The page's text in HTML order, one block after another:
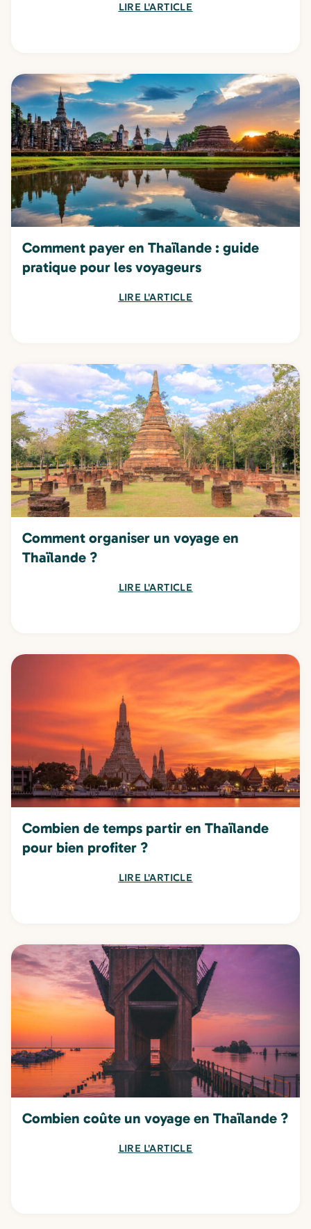
LIRE L'ARTICLE
Comment payer en Thaïlande : guide
pratique pour les voyageurs
LIRE L'ARTICLE
Comment organiser un voyage en
Thaïlande ?
LIRE L'ARTICLE
Combien de temps partir en Thaïlande
pour bien profiter ?
LIRE L'ARTICLE
Combien coûte un voyage en Thaïlande ?
LIRE L'ARTICLE